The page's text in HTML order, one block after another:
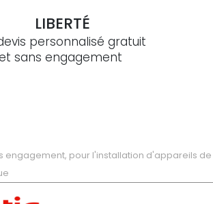
LIBERTÉ
personnalisé gratuit
sans engagement
engagement, pour l'installation d'appareils de